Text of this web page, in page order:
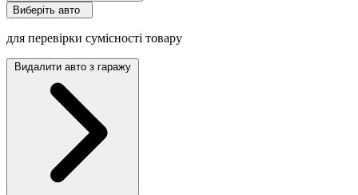
Виберіть авто
для перевірки сумісності товару
Видалити авто з гаражу